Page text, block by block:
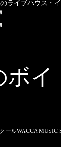
ライブハウス・
ボイ
ールWACCA MUSIC